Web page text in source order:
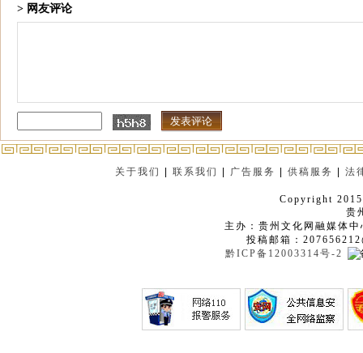
> 网友评论
关于我们 |联系我们 广告服务 |供稿服务 |法
Copyright
贵
主办：贵州文化网融媒体
投稿邮箱：
黔ICP备12003314号-2